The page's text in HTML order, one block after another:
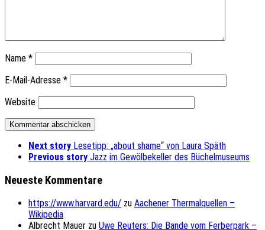
Name *
E-Mail-Adresse *
Website
Next story Lesetipp: „about shame“ von Laura Späth
Previous story Jazz im Gewölbekeller des Büchelmuseums
Neueste Kommentare
https://www.harvard.edu/ zu Aachener Thermalquellen –
Wikipedia
Albrecht Mauer zu Uwe Reuters: Die Bande vom Ferberpark –